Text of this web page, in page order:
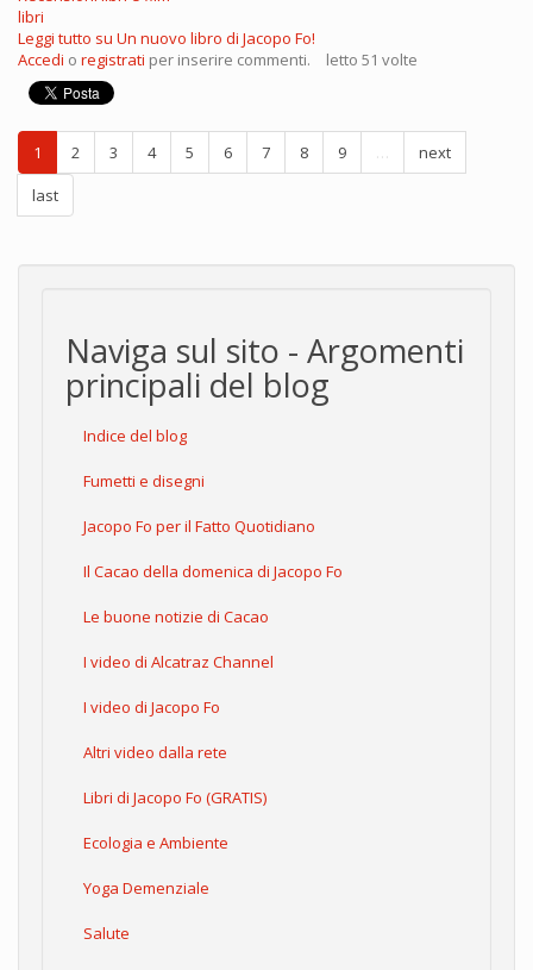
libri
Leggi tutto su Un nuovo libro di Jacopo Fo!
Accedi o registrati per inserire commenti. letto 51 volte
1 2 3 4 5 6 7 8 9
next
last
Naviga sul sito - Argomenti
principali del blog
Indice del blog
Fumetti e disegni
Jacopo Fo per il Fatto Quotidiano
Il Cacao della domenica di Jacopo Fo
Le buone notizie di Cacao
I video di Alcatraz Channel
I video di Jacopo Fo
Altri video dalla rete
Libri di Jacopo Fo (GRATIS)
Ecologia e Ambiente
Yoga Demenziale
Salute